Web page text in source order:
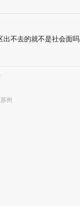
出不去的就不是社会面吗
州